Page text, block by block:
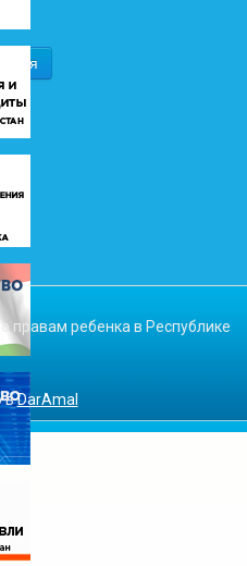
правам ребенка в Республике
вDarAmal